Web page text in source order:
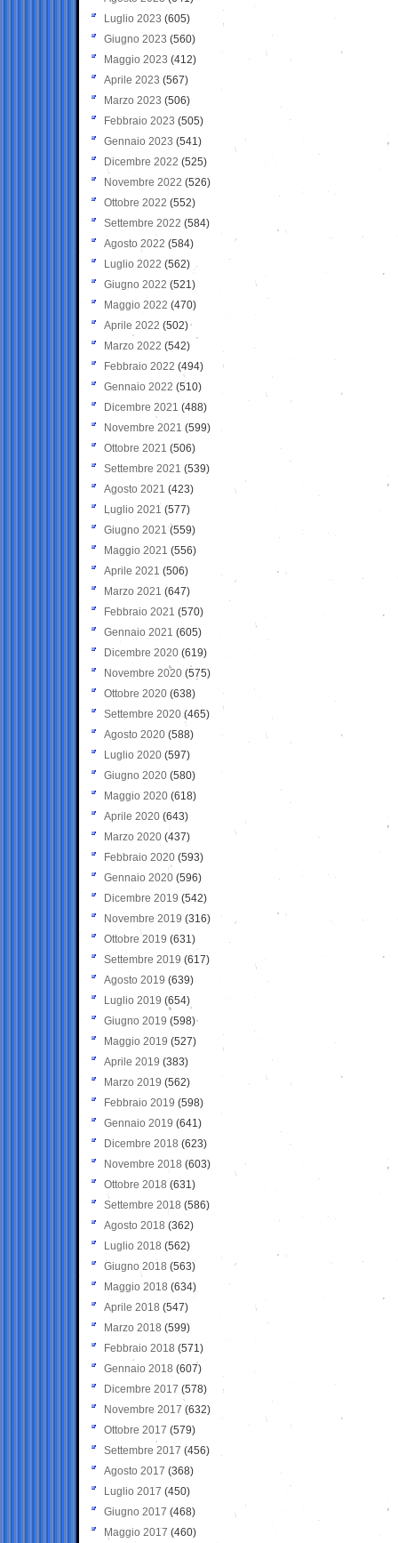
Luglio 2023 (605)
Giugno 2023 (560)
Maggio 2023 (412)
Aprile 2023 (567)
Marzo 2023 (506)
Febbraio 2023 (505)
Gennaio 2023 (541)
Dicembre 2022 (525)
Novembre 2022 (526)
Ottobre 2022 (552)
Settembre 2022 (584)
Agosto 2022 (584)
Luglio 2022 (562)
Giugno 2022 (521)
Maggio 2022 (470)
Aprile 2022 (502)
Marzo 2022 (542)
Febbraio 2022 (494)
Gennaio 2022 (510)
Dicembre 2021 (488)
Novembre 2021 (599)
Ottobre 2021 (506)
Settembre 2021 (539)
Agosto 2021 (423)
Luglio 2021 (577)
Giugno 2021(559)
Maggio 2021 (556)
Aprile 2021 (506)
Marzo 2021 (647)
Febbraio 2021 (570)
Gennaio 2021 (605)
Dicembre 2020 (619)
Novembre 2020 (575)
Ottobre 2020 (638)
Settembre 2020(465)
Agosto 2020 (588)
Luglio 2020 (597)
Giugno 2020 (580)
Maggio 2020 (618)
Aprile 2020 (643)
Marzo 2020 (437)
Febbraio 2020 (593)
Gennaio 2020 (596)
Dicembre 2019 (542)
Novembre 2019 (316)
Ottobre 2019 (631)
Settembre 2019 (617)
Agosto 2019 (639)
Luglio 2019 (654)
Giugno 2019 (598)
Maggio 2019 (527)
Aprile 2019 (383)
Marzo 2019 (562)
Febbraio 2019 (598)
Gennaio 2019 (641)
Dicembre 2018 (623)
Novembre 2018 (603)
Ottobre 2018 (631)
Settembre 2018 (586)
Agosto 2018 (362)
Luglio 2018 (562)
Giugno 2018 (563)
Maggio 2018 (634)
Aprile 2018 (547)
Marzo 2018 (599)
Febbraio 2018 (571)
Gennaio 2018 (607)
Dicembre 2017 (578)
Novembre 2017 (632)
Ottobre 2017 (579)
Settembre 2017 (456)
Agosto 2017 (368)
Luglio 2017 (450)
Giugno 2017 (468)
Maggio 2017 (460)